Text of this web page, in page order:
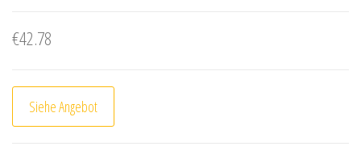
€42.78
Siehe Angebot